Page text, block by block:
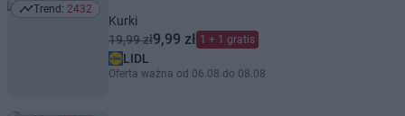
Trend: 2432
Trend: 2432
Kurki
19,99 zł9,99 zł 1 + 1 gratis
LIDL
Oferta ważna od 06.08 do 08.08